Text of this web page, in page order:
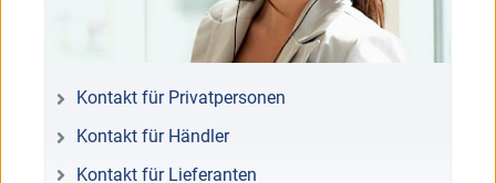
Kontakt für Privatpersonen
Kontakt für Händler
Kontakt für Lieferanten